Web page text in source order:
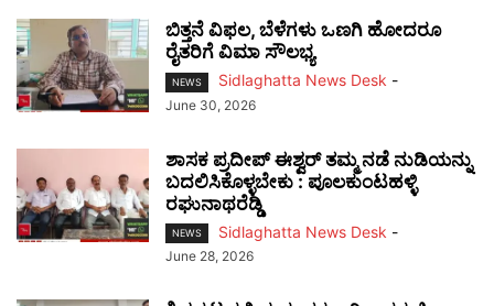
ಬಿತ್ತನೆ ವಿಫಲ, ಬೆಳೆಗಳು ಒಣಗಿ ಹೋದರೂ
ರೈತರಿಗೆ ವಿಮಾ ಸೌಲಭ್ಯ
NEWS Sidlaghatta News Desk -
June 30, 2026
ಶಾಸಕ ಪ್ರದೀಪ್ ಈಶ್ವರ್ ತಮ್ಮ ನಡೆ ನುಡಿಯನ್ನು
ಬದಲಿಸಿಕೊಳ್ಳಬೇಕು : ಪೂಲಕುಂಟಹಳ್ಳಿ
ರಘುನಾಥರೆಡ್ಡಿ
NEWS Sidlaghatta News Desk -
June 28, 2026